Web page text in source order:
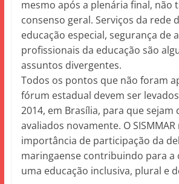
mesmo após a plenária final, não
consenso geral. Serviços da rede
educação especial, segurança de
profissionais da educação são
assuntos divergentes.
Todos os pontos que não foram
fórum estadual devem ser levados
2014, em Brasília, para que sejam
avaliados novamente. O
importância de participação da
maringaense contribuindo para a
uma educação inclusiva, plural e